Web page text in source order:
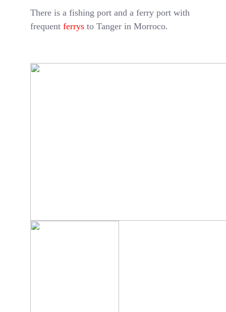
There is a fishing port and a ferry port with
frequent ferrys to Tanger in Morroco.